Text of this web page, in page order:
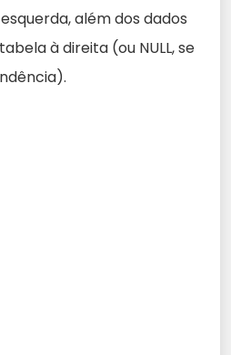
além dos dados
à direita (ou NULL, se